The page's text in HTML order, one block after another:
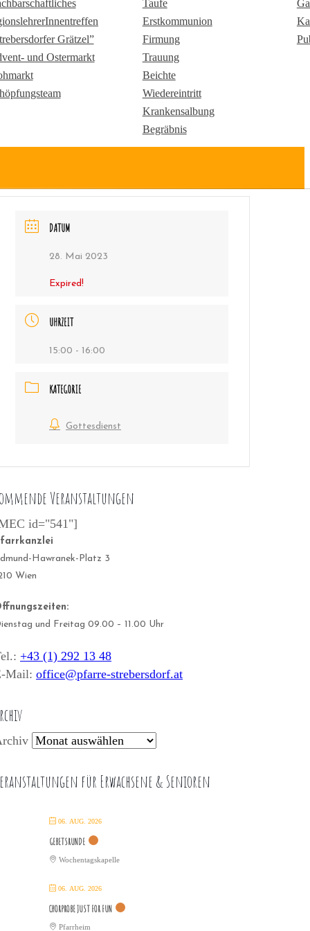
Grätzel”
und Ostermarkt
Taufe
Erstkommunion
Firmung
Trauung
Beichte
Wiedereintritt
Krankensalbung
Begräbnis
DATUM
28. Mai 2023
Expired!
UHRZEIT
15:00 - 16:00
KATEGORIE
Gottesdienst
Veranstaltungen
id="541"]
Hawranek-Platz 3
Wien
und Freitag 09.00 – 11.00 Uhr
+43 (1) 292 13 48
Mail: office@pfarre-strebersdorf.at
für Erwachsene & Senioren
06. AUG. 2026
GEBETSRUNDE
Wochentagskapelle
06. AUG. 2026
CHORPROBE JUST FOR FUN
Pfarrheim